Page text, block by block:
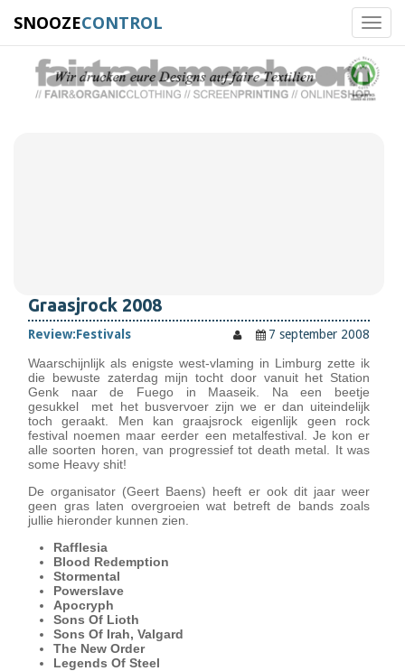
SNOOZECONTROL
Graasjrock 2008
Review:Festivals
7 september 2008
Waarschijnlijk als enigste west-vlaming in Limburg zette ik
die bewuste zaterdag mijn tocht door vanuit het Station
Genk naar de Fuego in Maaseik. Na een beetje
gesukkel met het busvervoer zijn we er dan uiteindelijk
toch geraakt. Men kan graajsrock eigenlijk geen rock
festival noemen maar eerder een metalfestival. Je kon er
alle soorten horen, van progressief tot death metal. It was
some Heavy shit!
De organisator (Geert Baens) heeft er ook dit jaar weer
geen gras laten overgroeien wat betreft de bands zoals
jullie hieronder kunnen zien.
Rafflesia
Blood Redemption
Stormental
Powerslave
Apocryph
Sons Of Lioth
Sons Of Irah, Valgard
The New Order
Legends Of Steel